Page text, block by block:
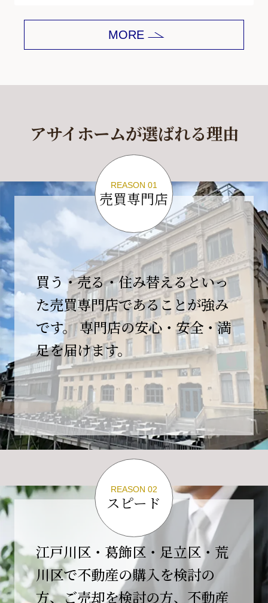
平素は格別のご愛顧を賜り、誠にありがとうご
下記期間をゴールデンウィーク休業とさせて頂
休業期間中に頂きましたお問い合わせにつきま
2026年5月7日(木)以降、順次対応させて頂きま
ご不便をおかけいたしますが、何卒ご理解の程
よろしくお願いいたします。
2026-04-17
【臨時休業のお知らせ】
平素より格別のご愛顧を賜り、誠にありがとう
ございます。
誠に勝手ながら、弊社開業10周年イベント開催
の為、
４月２６日(日)は臨時休業とさせていただきま
す。
これもひとえに皆様のご支援の賜物と、心より感謝申し上
げます。
ご不便をおかけしますが、何卒よろしくお願い
いたします。
翌日より通常営業いたします。
【開業10周年のご挨拶】
平素より格別のご高配を賜り、誠にありがとう
ございます。
おかげさまで当社は、2026年2月1日をもちまし
て開業10周年を迎えることができました。
MORE
アサイホームが選ばれる理由
REASON 01
売買専門店
買う・売る・住み替えるといっ
た売買専門店であることが強み
です。 専門店の安心・安全・満
足を届けます。
REASON 02
スピード
江戸川区・葛飾区・足立区・荒
川区で不動産の購入を検討の
方、ご売却を検討の方、不動産